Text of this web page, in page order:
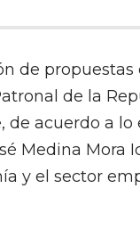
de propuestas
de la
de acuerdo a
Medina Mora
y el sector